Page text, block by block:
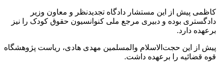
کاظمی پیش از این مستشار دادگاه تجدیدنظر و معاون وزیر
دادگستری بوده و دبیری مرجع ملی کنوانسیون حقوق کودک را نیز
برعهده دارد.
پیش از این حجت‌الاسلام والمسلمین مهدی هادی، ریاست پژوهشگاه
قوه قضائیه را برعهده داشت.